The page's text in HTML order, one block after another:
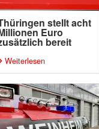
stellt acht
Euro
bereit
Weiterlesen